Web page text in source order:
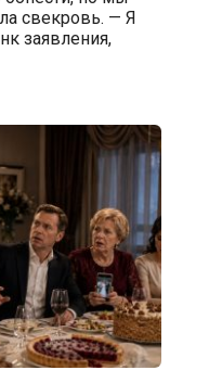
свекровь. — Я
заявления,